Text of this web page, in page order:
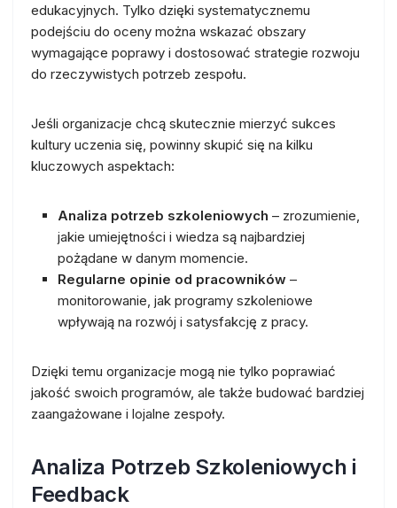
edukacyjnych. Tylko dzięki systematycznemu
podejściu do oceny można wskazać obszary
wymagające poprawy i dostosować strategie rozwoju
do rzeczywistych potrzeb zespołu.
Jeśli organizacje chcą skutecznie mierzyć sukces
kultury uczenia się, powinny skupić się na kilku
kluczowych aspektach:
Analiza potrzeb szkoleniowych – zrozumienie,
jakie umiejętności i wiedza są najbardziej
pożądane w danym momencie.
Regularne opinie od pracowników –
monitorowanie, jak programy szkoleniowe
wpływają na rozwój i satysfakcję z pracy.
Dzięki temu organizacje mogą nie tylko poprawiać
jakość swoich programów, ale także budować bardziej
zaangażowane i lojalne zespoły.
Analiza Potrzeb Szkoleniowych i
Feedback